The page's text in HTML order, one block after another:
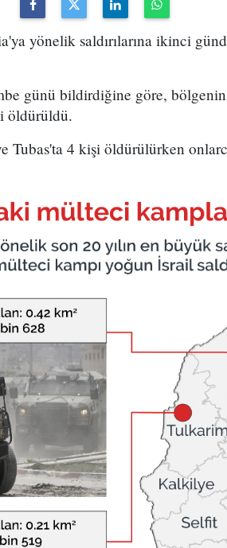
yönelik saldırılarına ikinci
günü bildirdiğine göre, bölgenin
öldürüldü.
Tubas'ta 4 kişi öldürülürken